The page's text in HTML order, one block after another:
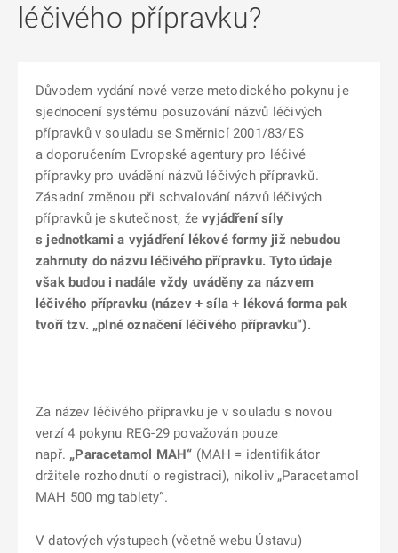
léčivého přípravku?
Důvodem vydání nové verze metodického pokynu je
sjednocení systému posuzování názvů léčivých
přípravků v souladu se Směrnicí 2001/83/ES
a doporučením Evropské agentury pro léčivé
přípravky pro uvádění názvů léčivých přípravků.
Zásadní změnou při schvalování názvů léčivých
přípravků je skutečnost, ževyjádření síly
s jednotkami a vyjádření lékové formy již nebudou
zahrnuty do názvu léčivého přípravku. Tyto údaje
však budou i nadále vždy uváděny za názvem
léčivého přípravku (název + síla + léková forma pak
tvoří tzv. „plné označení léčivého přípravku“).
Za název léčivého přípravku je v souladu s novou
verzí 4 pokynu REG-29 považován pouze
např. „Paracetamol MAH“ (MAH = identifikátor
držitele rozhodnutí o registraci), nikoliv „Paracetamol
MAH 500 mg tablety“.
V datových výstupech (včetně webu Ústavu)